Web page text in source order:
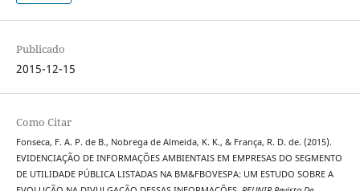
Publicado
2015-12-15
Como Citar
Fonseca, F. A. P. de B., Nobrega de Almeida, K. K., & França, R. D. de. (2015).
EVIDENCIAÇÃO DE INFORMAÇÕES AMBIENTAIS EM EMPRESAS DO SEGMENTO
DE UTILIDADE PÚBLICA LISTADAS NA BM&FBOVESPA: UM ESTUDO SOBRE A